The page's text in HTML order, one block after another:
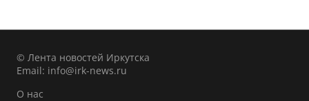
© Лента новостей Иркутска
Email: info@irk-news.ru
О нас